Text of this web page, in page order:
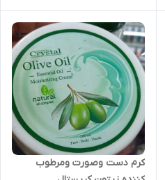
کرم دست وصورت ومرطوب